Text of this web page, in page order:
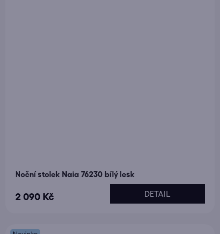
Noční stolek Naia 76230 bílý lesk
2 090 Kč DETAIL